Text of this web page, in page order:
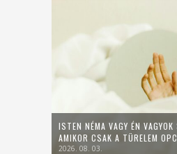
ISTEN NÉMA VAGY ÉN VAGYOK
AMIKOR CSAK A TÜRELEM
2026. 08. 03.